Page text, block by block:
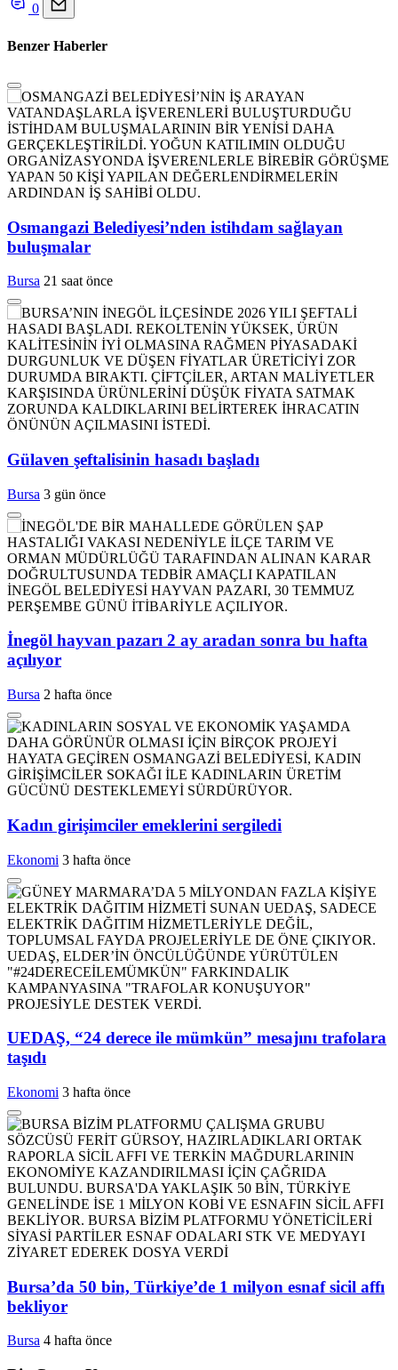
0
Benzer Haberler
Osmangazi Belediyesi’nden istihdam sağlayan
buluşmalar
Bursa 21 saat önce
Gülaven şeftalisinin hasadı başladı
Bursa 3 gün önce
İnegöl hayvan pazarı 2 ay aradan sonra bu hafta
açılıyor
Bursa 2 hafta önce
Kadın girişimciler emeklerini sergiledi
Ekonomi 3 hafta önce
UEDAŞ, “24 derece ile mümkün” mesajını trafolara
taşıdı
Ekonomi 3 hafta önce
Bursa’da 50 bin, Türkiye’de 1 milyon esnaf sicil affı
bekliyor
Bursa 4 hafta önce